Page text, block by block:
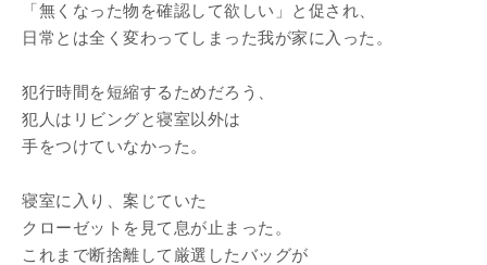
「無くなった物を確認して欲しい」と促され、
日常とは全く変わってしまった我が家に入った。
犯行時間を短縮するためだろう、
犯人はリビングと寝室以外は
手をつけていなかった。
寝室に入り、案じていた
クローゼットを見て息が止まった。
これまで断捨離して厳選したバッグが